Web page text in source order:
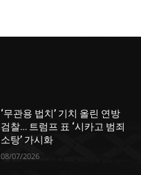
‘무관용 법치’ 기치 올린 연방
검찰… 트럼프 표 ‘시카고 범죄
소탕’ 가시화
08/07/2026